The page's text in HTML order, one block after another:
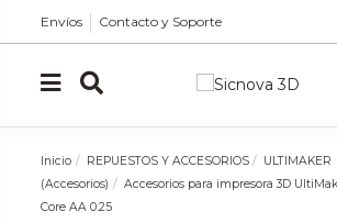
Envíos Contacto y Soporte
Inicio REPUESTOS Y ACCESORIOS
ULTIMAKER
(Accesorios)
Accesorios para impresora 3D
Core AA 0.25